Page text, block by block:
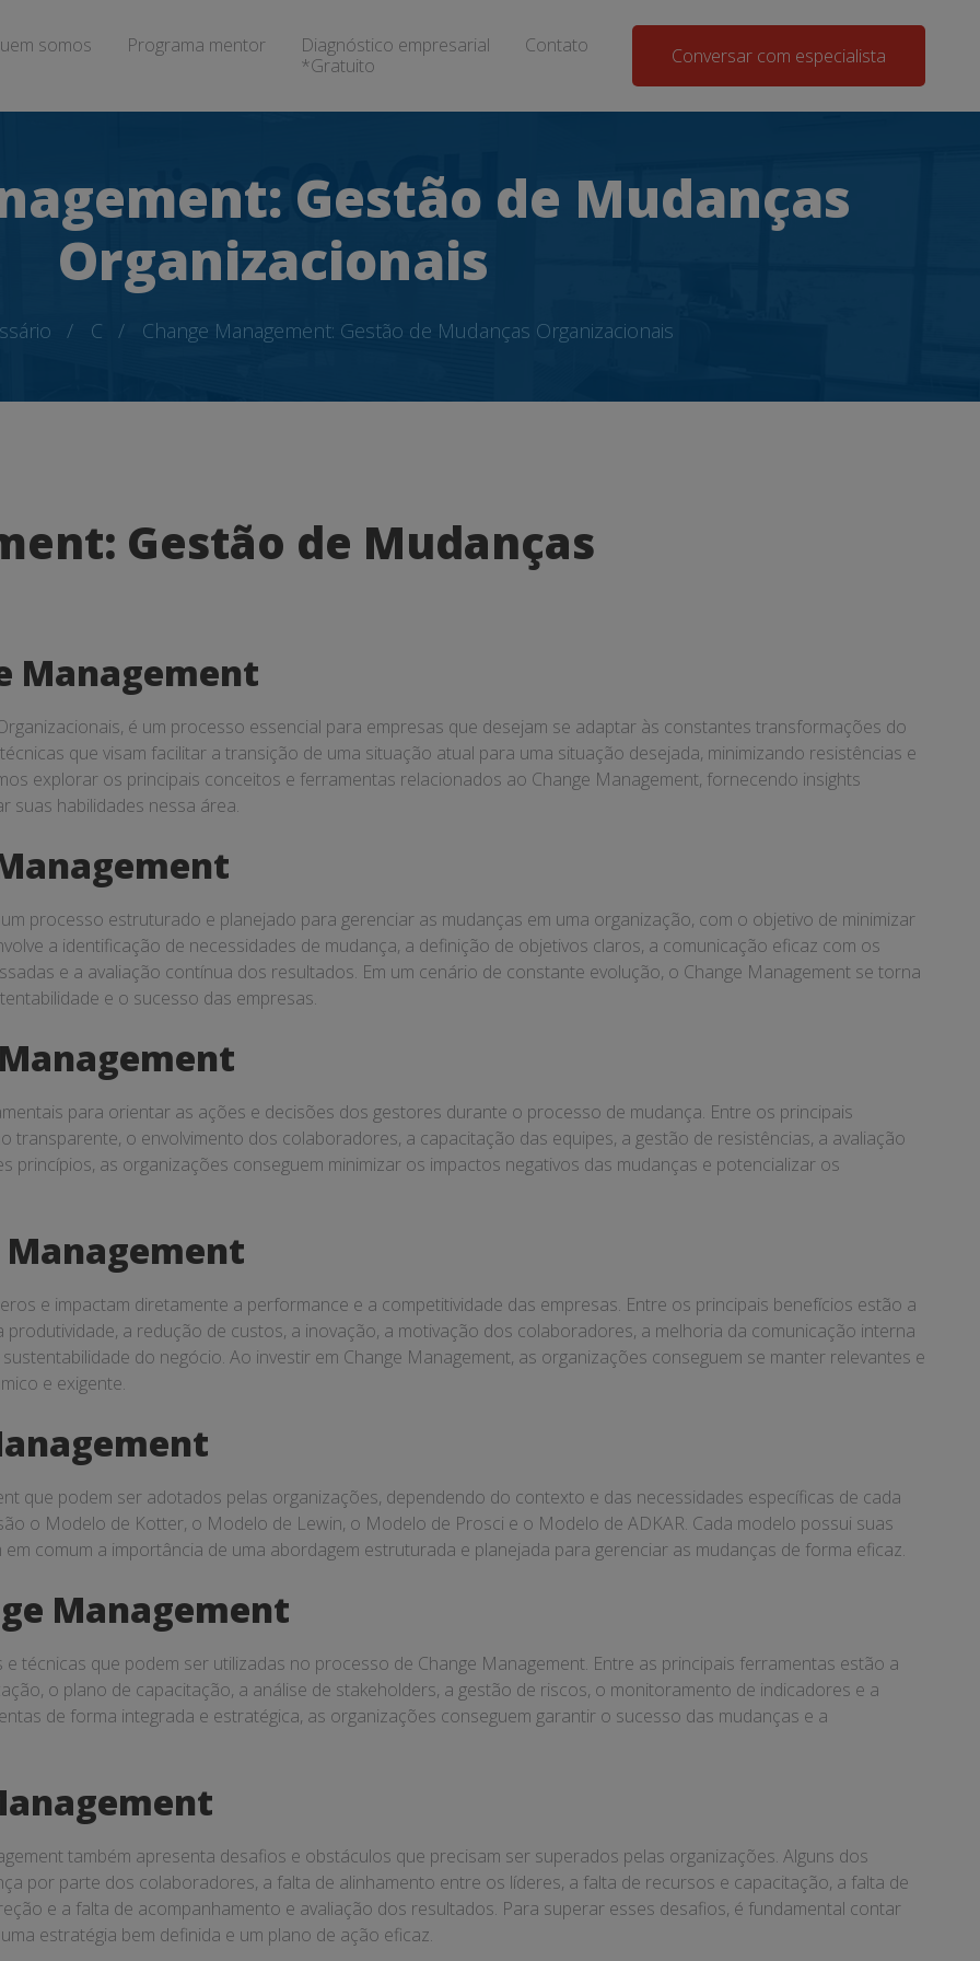
somos Programa mentor
Diagnóstico empresarial
*Gratuito
Contato Conversar com especialista
Gestão de Mudanças
Organizacionais
C Change Management: Gestão de Mudanças Organizacionais
Gestão de Mudanças
Management
é um processo essencial para empresas que desejam se adaptar às constantes transformações do
que visam facilitar a transição de uma situação atual para uma situação desejada, minimizando resistências e
explorar os principais conceitos e ferramentas relacionados ao Change Management, fornecendo insights
suas habilidades nessa área.
processo estruturado e planejado para gerenciar as mudanças em uma organização, com o objetivo de minimizar
a identificação de necessidades de mudança, a definição de objetivos claros, a comunicação eficaz com os
e a avaliação contínua dos resultados. Em um cenário de constante evolução, o Change Management se torna
e o sucesso das empresas.
para orientar as ações e decisões dos gestores durante o processo de mudança. Entre os principais
transparente, o envolvimento dos colaboradores, a capacitação das equipes, a gestão de resistências, a avaliação
princípios, as organizações conseguem minimizar os impactos negativos das mudanças e potencializar os
Management
e impactam diretamente a performance e a competitividade das empresas. Entre os principais benefícios estão a
a redução de custos, a inovação, a motivação dos colaboradores, a melhoria da comunicação interna
do negócio. Ao investir em Change Management, as organizações conseguem se manter relevantes e
e exigente.
que podem ser adotados pelas organizações, dependendo do contexto e das necessidades específicas de cada
o Modelo de Kotter, o Modelo de Lewin, o Modelo de Prosci e o Modelo de ADKAR. Cada modelo possui suas
comum a importância de uma abordagem estruturada e planejada para gerenciar as mudanças de forma eficaz.
Management
técnicas que podem ser utilizadas no processo de Change Management. Entre as principais ferramentas estão a
o plano de capacitação, a análise de stakeholders, a gestão de riscos, o monitoramento de indicadores e a
de forma integrada e estratégica, as organizações conseguem garantir o sucesso das mudanças e a
também apresenta desafios e obstáculos que precisam ser superados pelas organizações. Alguns dos
por parte dos colaboradores, a falta de alinhamento entre os líderes, a falta de recursos e capacitação, a falta de
e a falta de acompanhamento e avaliação dos resultados. Para superar esses desafios, é fundamental contar
estratégia bem definida e um plano de ação eficaz.